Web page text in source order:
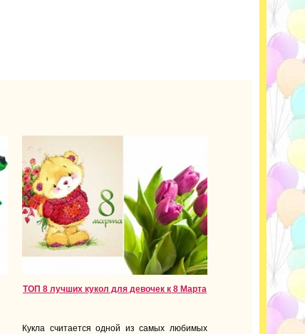
ТОП 8 лучших кукол для девочек к 8 Марта
Кукла считается одной из самых любимых